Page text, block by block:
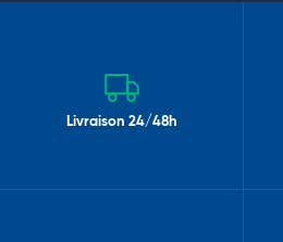
Livraison 24/48h